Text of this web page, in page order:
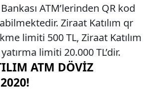
ATM’lerinden QR kod
Ziraat Katılım qr
limiti 500 TL, Ziraat Katılım
limiti 20.000 TL’dir.
ATM DÖVIZ